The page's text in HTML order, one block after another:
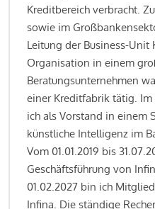
Kreditbereich verbracht.
sowie im
Leitung der Business-Unit
Organisation in einem
Beratungsunternehmen
einer Kreditfabrik tätig. Im
ich als Vorstand in einem
künstliche Intelligenz im
Vom 01.01.2019 bis
Geschäftsführung von
01.02.2027 bin ich
Infina. Die ständige